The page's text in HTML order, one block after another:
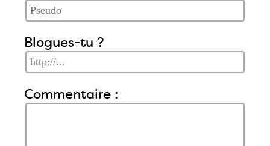
Blogues-tu ?
Commentaire :